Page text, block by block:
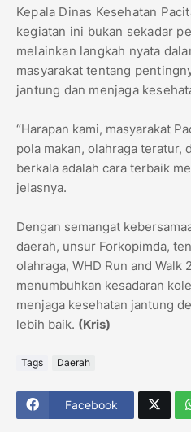
Kepala Dinas Kesehatan
kegiatan ini bukan sekadar
melainkan langkah nyata
masyarakat tentang
jantung dan menjaga
“Harapan kami, masyarakat
pola makan, olahraga teratur,
berkala adalah cara terbaik
jelasnya.
Dengan semangat
daerah, unsur Forkopimda,
olahraga, WHD Run and Walk
menumbuhkan kesadaran
menjaga kesehatan jantung
lebih baik. (Kris)
Tags Daerah
Facebook